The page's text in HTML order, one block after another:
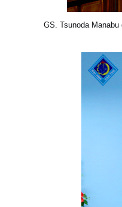
GS. Tsunoda